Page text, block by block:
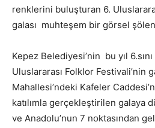
renklerini buluşturan 6.
galası muhteşem bir görsel
Kepez Belediyesi’nin bu yıl
Uluslararası Folklor Festivali’nin
Mahallesi’ndeki Kafeler
katılımla gerçekleştirilen galaya
ve Anadolu’nun 7 noktasından